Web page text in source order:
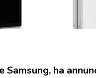
ha